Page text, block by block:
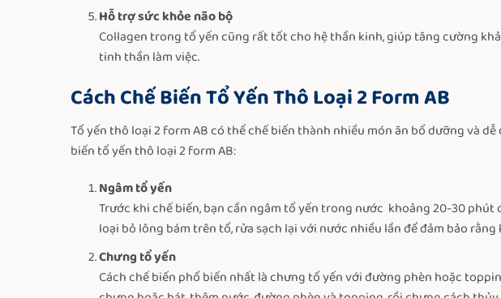
Hỗ trợ sức khỏe não bộ
Collagen trong tổ yến cũng rất tốt cho hệ thần kinh, giúp tăng cường
tinh thần làm việc.
Cách Chế Biến Tổ Yến Thô Loại 2 Form AB
Tổ yến thô loại 2 form AB có thể chế biến thành nhiều món ăn bổ dưỡng và
biến tổ yến thô loại 2 form AB:
Ngâm tổ yến
Trước khi chế biến, bạn cần ngâm tổ yến trong nước khoảng 20-30 phút
loại bỏ lông bám trên tổ, rửa sạch lại với nước nhiều lần để đảm bảo
Chưng tổ yến
Cách chế biến phổ biến nhất là chưng tổ yến với đường phèn hoặc